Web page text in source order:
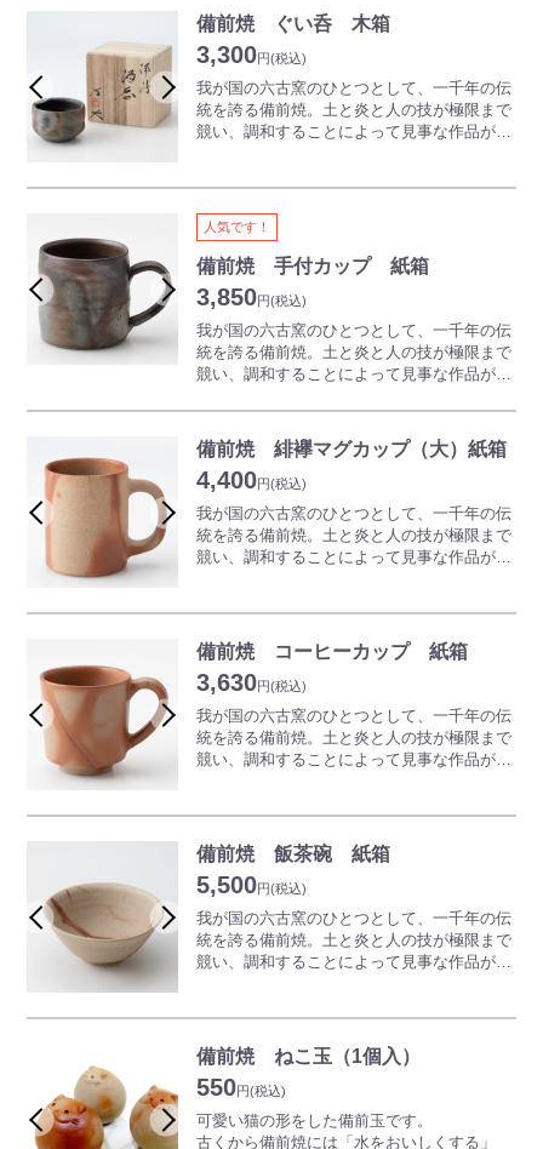
つずつ自由に買い足していくのも備前焼なら
では楽しみ方です。
※商品は一つひとつ手作りのため、色合いや
形が写真と異なります。詳しくはお問い合わ
せください。
います。
備前焼のビールコップは、微細のクリーム状
の泡が生じ、美味しいビールを召し上がるこ
とが出来ると言われています。
ご使用前に冷蔵庫で冷やしてお使いになると
さらにおいしくいただけます。
※商品は一つひとつ手作りのため、色合いや
形が写真と異なります。詳しくはお問い合わ
せください。
備前焼 ぐい呑 木箱
3,300円(税込)
我が国の六古窯のひとつとして、一千年の伝
統を誇る備前焼。土と炎と人の技が極限まで
競い、調和することによって見事な作品が生
います。
備前焼の器は、日本酒、焼酎などの味をまろ
やかにすると言われています。
また、ぐい呑や徳利等の酒器はコレクション
のアイテムとしても大変人気があります。個
性豊かなぐい呑を集めて眺めるのも一興で
す。
形が写真と異なります。詳しくはお問い合わ
せください。
人気です！
備前焼 手付カップ 紙箱
3,850円(税込)
我が国の六古窯のひとつとして、一千年の伝
統を誇る備前焼。土と炎と人の技が極限まで
競い、調和することによって見事な作品が生
釉薬（うわぐすり）を一切用いず表現され
る、素朴でありながら奥深い世界は備前焼な
らではの魅力となっています。
備前焼の器は温度が下がりにくい効果がある
といわれています。
温かいコーヒーの温度が下がりにくくなるだ
けではなく、夏場に冷たいアイスコーヒーを
入れた場合にはぬるくなりにくいので、季節
す。
してもおススメです。
形が写真と異なります。
備前焼 緋襷マグカップ（大）紙箱
4,400円(税込)
我が国の六古窯のひとつとして、一千年の伝
統を誇る備前焼。土と炎と人の技が極限まで
競い、調和することによって見事な作品が生
います。
備前焼の器は温度が下がりにくい効果がある
といわれています。温かいコーヒーの温度が
下がりにくくなるだけではなく、夏場に冷た
いアイスコーヒーを入れた場合にはぬるくな
りにくいので、季節を問わずおいしいコーヒ
してもおススメです。
※商品は一つひとつ手作りのため、色合いや
形が写真と異なります。詳しくはお問い合わ
せください。
備前焼 コーヒーカップ 紙箱
3,630円(税込)
我が国の六古窯のひとつとして、一千年の伝
統を誇る備前焼。土と炎と人の技が極限まで
競い、調和することによって見事な作品が生
います。
備前焼にコーヒーを入れると苦味がなくなり
甘みが増すといわれており、味がまろやかに
感じられます。
また保湿効果も高くなり温度が下がりにくい
のも特徴です。
※商品は一つひとつ手作りのため、色合いや
形が写真と異なります。詳しくはお問い合わ
せください。
備前焼 飯茶碗 紙箱
5,500円(税込)
我が国の六古窯のひとつとして、一千年の伝
統を誇る備前焼。土と炎と人の技が極限まで
競い、調和することによって見事な作品が生
います。
※商品は一つひとつ手作りのため、色合いや
形が写真と異なります。詳しくはお問い合わ
せください。
備前焼 ねこ玉（1個入）
550円(税込)
可愛い猫の形をした備前玉です。
古くから備前焼には「水をおいしくする」